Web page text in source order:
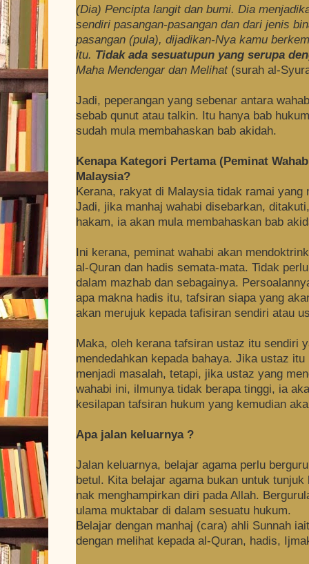
(Dia) Pencipta langit dan bumi. Dia
sendiri pasangan-pasangan dan dari jenis
pasangan (pula), dijadikan-Nya kamu
itu. Tidak ada sesuatupun yang serupa
Maha Mendengar dan Melihat (surah al-
Jadi, peperangan yang sebenar antara
sebab qunut atau talkin. Itu hanya bab
sudah mula membahaskan bab akidah.
Kenapa Kategori Pertama (Peminat
Malaysia?
Kerana, rakyat di Malaysia tidak ramai yang
Jadi, jika manhaj wahabi disebarkan,
hakam, ia akan mula membahaskan bab
Ini kerana, peminat wahabi akan
al-Quran dan hadis semata-mata. Tidak
dalam mazhab dan sebagainya.
apa makna hadis itu, tafsiran siapa yang
akan merujuk kepada tafisiran sendiri atau
Maka, oleh kerana tafsiran ustaz itu sendiri
mendedahkan kepada bahaya. Jika ustaz
menjadi masalah, tetapi, jika ustaz yang
wahabi ini, ilmunya tidak berapa tinggi, ia
kesilapan tafsiran hukum yang kemudian
Apa jalan keluarnya ?
Jalan keluarnya, belajar agama perlu
betul. Kita belajar agama bukan untuk
nak menghampirkan diri pada Allah.
ulama muktabar di dalam sesuatu hukum.
Belajar dengan manhaj (cara) ahli Sunnah
dengan melihat kepada al-Quran, hadis,